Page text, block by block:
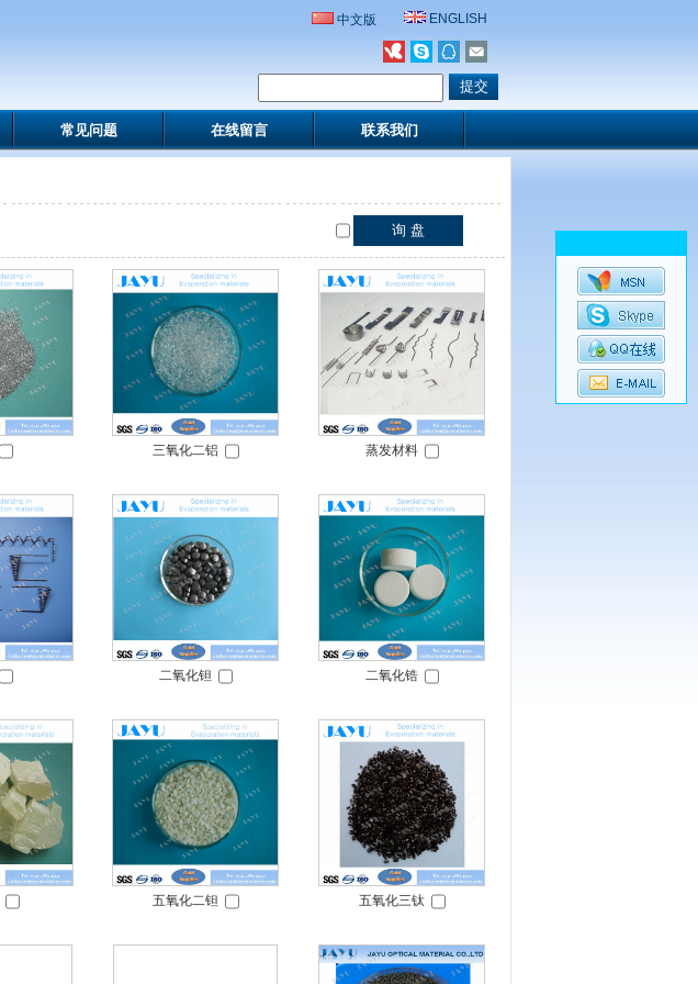
中文版 ENGLISH
常见问题 在线留言 联系我们
三氧化二铝 蒸发材料
二氧化钽 二氧化锆
五氧化二钽 五氧化三钛